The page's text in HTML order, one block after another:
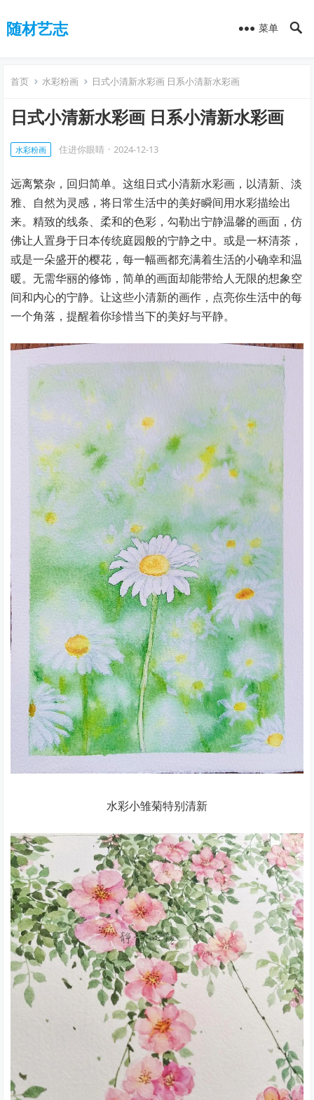
随材艺志 菜单
首页 水彩粉画 日式小清新水彩画 日系小清新水彩画
日式小清新水彩画 日系小清新水彩画
水彩粉画 住进你眼睛 · 2024-12-13
远离繁杂，回归简单。这组日式小清新水彩画，以清新、淡
雅、自然为灵感，将日常生活中的美好瞬间用水彩描绘出
来。精致的线条、柔和的色彩，勾勒出宁静温馨的画面，仿
佛让人置身于日本传统庭园般的宁静之中。或是一杯清茶，
或是一朵盛开的樱花，每一幅画都充满着生活的小确幸和温
暖。无需华丽的修饰，简单的画面却能带给人无限的想象空
间和内心的宁静。让这些小清新的画作，点亮你生活中的每
一个角落，提醒着你珍惜当下的美好与平静。
水彩小雏菊特别清新